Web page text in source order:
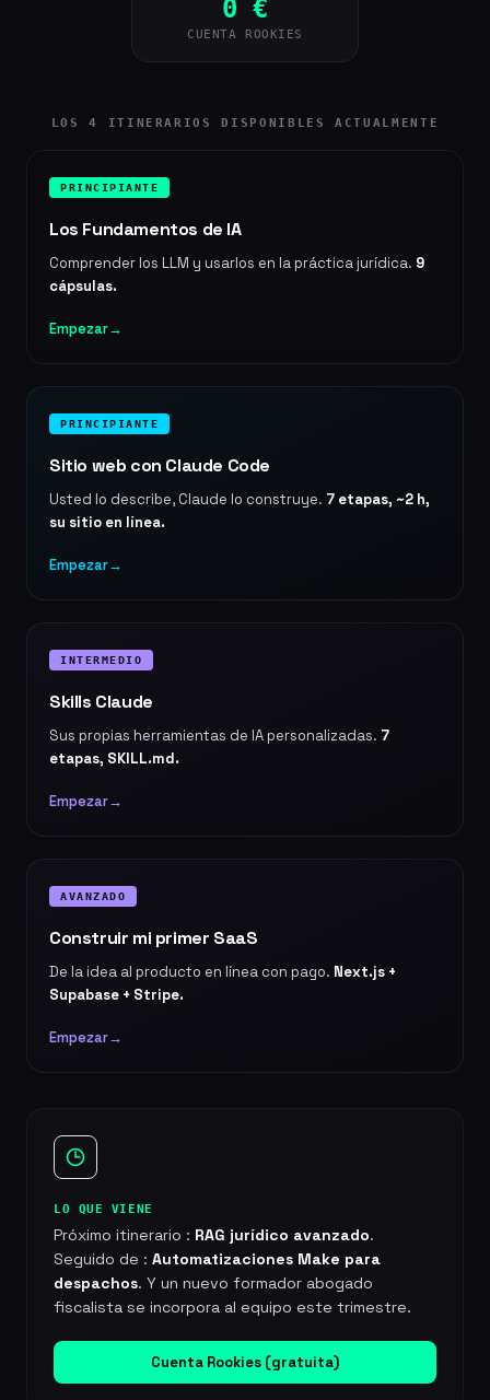
0 €
CUENTA ROOKIES
LOS 4 ITINERARIOS DISPONIBLES ACTUALMENTE
PRINCIPIANTE
Los Fundamentos de IA
Comprender los LLM y usarlos en la práctica jurídica. 9
cápsulas.
Empezar→
PRINCIPIANTE
Sitio web con Claude Code
Usted lo describe, Claude lo construye. 7 etapas, ~2 h,
su sitio en línea.
Empezar→
INTERMEDIO
Skills Claude
Sus propias herramientas de IA personalizadas. 7
etapas, SKILL.md.
Empezar→
AVANZADO
Construir mi primer SaaS
De la idea al producto en línea con pago. Next.js +
Supabase + Stripe.
Empezar→
LO QUE VIENE
Próximo itinerario : RAG jurídico avanzado.
Seguido de : Automatizaciones Make para
despachos. Y un nuevo formador abogado
fiscalista se incorpora al equipo este trimestre.
Cuenta Rookies (gratuita)